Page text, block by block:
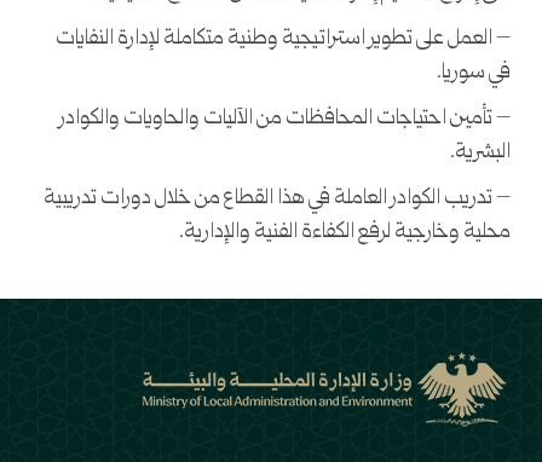
– العمل على تطوير استراتيجية وطنية متكاملة لإدارة النفايات
في سوريا.
– تأمين احتياجات المحافظات من الآليات والحاويات والكوادر
البشرية.
– تدريب الكوادر العاملة في هذا القطاع من خلال دورات تدريبية
محلية وخارجية لرفع الكفاءة الفنية والإدارية.